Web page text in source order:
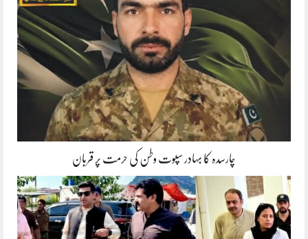
چارسدہ کا بہادر سپوت وطن کی حرمت پر قربان